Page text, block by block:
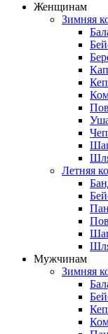
Женщинам
Зимняя
Летняя
Мужчинам
Зимняя